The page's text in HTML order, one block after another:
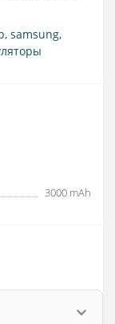
, samsung,
3000 mAh